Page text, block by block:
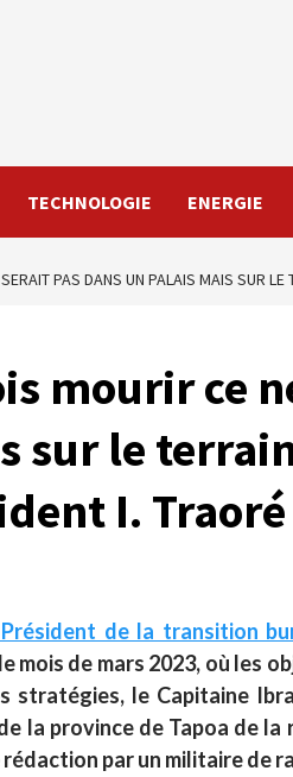
TECHNOLOGIE ENERGIE
PAS DANS UN PALAIS MAIS SUR
mourir ce
sur le
I. Traoré
de la transition
mois de mars 2023, où les
le Capitaine
la province de Tapoa de la
par un militaire de